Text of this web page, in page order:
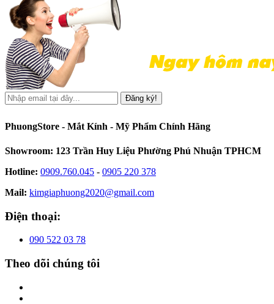
Đăng ký!
PhuongStore - Mắt Kính - Mỹ Phẩm Chính Hãng
Showroom: 123 Trần Huy Liệu Phường Phú Nhuận TPHCM
Hotline: 0909.760.045 - 0905 220 378
Mail: kimgiaphuong2020@gmail.com
Điện thoại:
090 522 03 78
Theo dõi chúng tôi